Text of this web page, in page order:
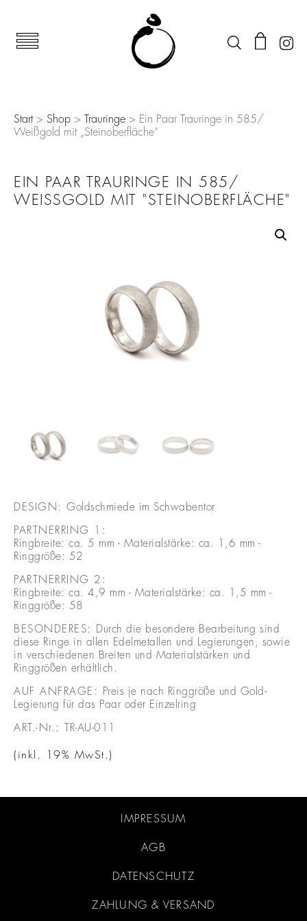
Start> Shop > Trauringe > Ein Paar Trauringe in 585/
Weißgold mit „Steinoberfläche“
EIN PAAR TRAURINGE IN 585/
WEISSGOLD MIT "STEINOBERFLÄCHE"
DESIGN: Goldschmiede im Schwabentor
PARTNERRING 1:
Ringbreite: ca. 5 mm - Materialstärke: ca. 1,6 mm -
Ringgröße: 52
PARTNERRING 2:
Ringbreite: ca. 4,9 mm - Materialstärke: ca. 1,5 mm -
Ringgröße: 58
BESONDERES:
Durch die besondere Bearbeitung sind
diese Ringe in allen Edelmetallen und Legierungen, sowie
in verschiedenen Breiten und Materialstärken und
Ringgrößen erhältlich.
AUF ANFRAGE:
Preis je nach Ringgröße und Gold-
Legierung für das Paar oder Einzelring
ART.-Nr.: TR-AU-011
(inkl. 19% MwSt.)
IMPRESSUM
AGB
DATENSCHUTZ
ZAHLUNG & VERSAND